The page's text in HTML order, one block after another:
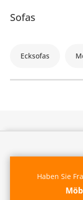
Sofas
Ecksofas
Haben Sie